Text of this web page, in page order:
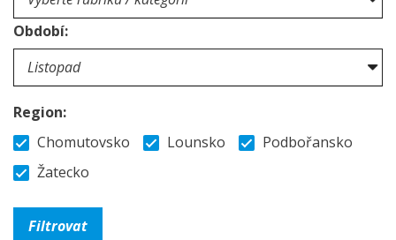
Období:
Region:
Chomutovsko
Lounsko
Podbořansko
Žatecko